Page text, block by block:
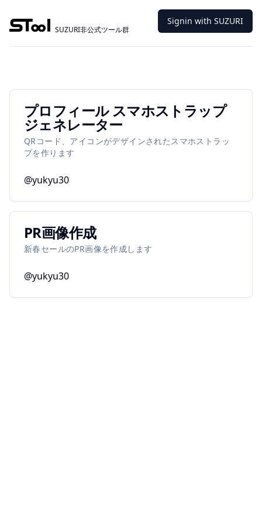
SUZURI非公式ツール群
Signin with SUZURI
プロフィール スマホストラップ
ジェネレーター
QRコード、アイコンがデザインされたスマホストラッ
プを作ります
@yukyu30
PR画像作成
新春セールのPR画像を作成します
@yukyu30